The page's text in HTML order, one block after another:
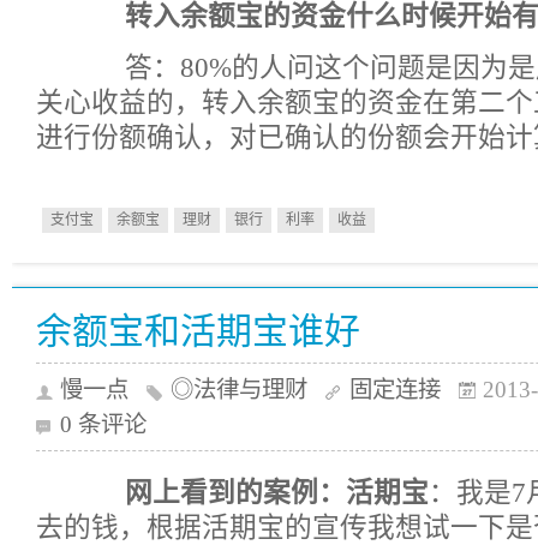
转入余额宝的资金什么时候开始
答：80%的人问这个问题是因为是
关心收益的，转入余额宝的资金在第二
进行份额确认，对已确认的份额会开始
支付宝 余额宝 理财 银行 利率 收益
余额宝和活期宝谁好
慢一点 ◎法律与理财 固定连接
0 条评论
网上看到的案例：活期宝 ：我是7
去的钱，根据活期宝的宣传我想试一下